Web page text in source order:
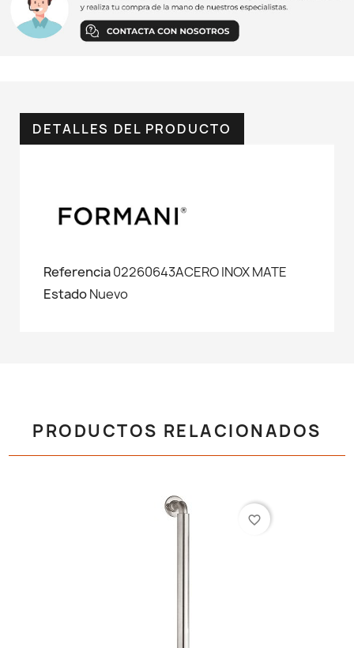
DETALLES DEL PRODUCTO
Referencia02260643ACERO INOX MATE
EstadoNuevo
PRODUCTOS RELACIONADOS
favorite_border